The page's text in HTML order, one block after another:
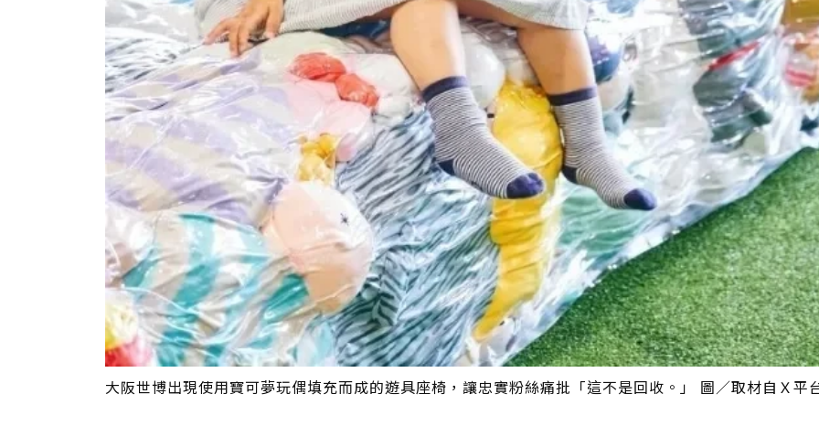
大阪世博出現使用寶可夢玩偶填充而成的遊具座椅，讓忠實粉絲痛批「這不是回收。」 圖／取材自Ｘ平